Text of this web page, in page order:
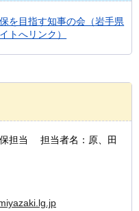
を目指す知事の会（岩手県
トへリンク）
担当 担当者名：原、田